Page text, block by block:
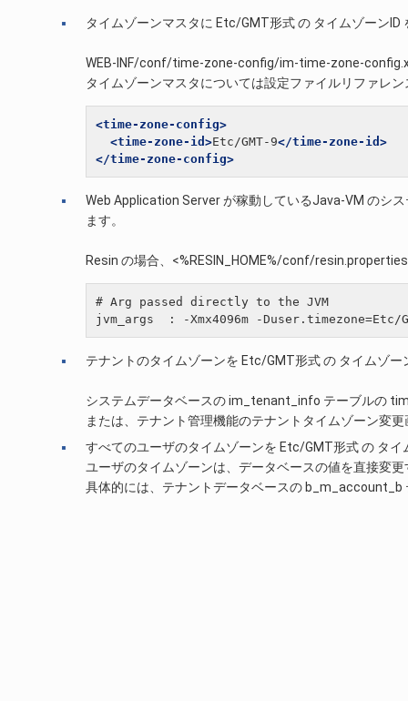
タイムゾーンマスタに Etc/GMT形式 の タイムゾーンID
WEB-INF/conf/time-zone-config/im-time-zone-
タイムゾーンマスタについては設定ファイルリファレ
<time-zone-config>
<time-zone-id>Etc/GMT-9</time-zone-id>
</time-zone-config>
Web Application Server が稼動しているJava-VM のシ
ます。
Resin の場合、<%RESIN_HOME%/conf/
# Arg passed directly to the JVM
テナントのタイムゾーンを Etc/GMT形式 の タイムゾー
システムデータベースの im_tenant_info テーブルの
または、テナント管理機能のテナントタイムゾーン変
すべてのユーザのタイムゾーンを Etc/GMT形式 の タイ
ユーザのタイムゾーンは、データベースの値を直接変
具体的には、テナントデータベースの